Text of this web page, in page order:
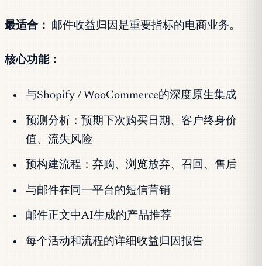
最适合： 邮件收益归因是重要指标的电商业务。
核心功能：
与Shopify / WooCommerce的深度原生集成
预测分析：预期下次购买日期、客户终身价
值、流失风险
预构建流程：弃购、浏览放弃、召回、售后
与邮件在同一平台的短信营销
邮件正文中AI生成的产品推荐
每个活动和流程的详细收益归因报告